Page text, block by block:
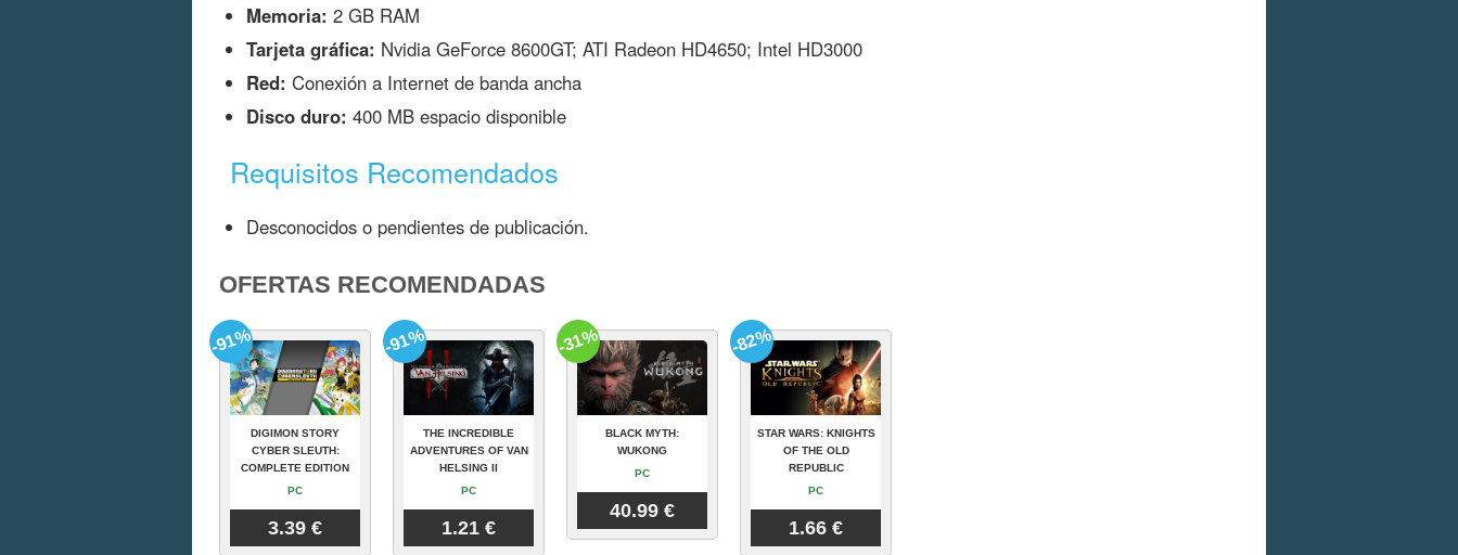
Memoria: 2 GB RAM
Tarjeta gráfica: Nvidia GeForce 8600GT; ATI Radeon HD4650; Intel HD3000
Red: Conexión a Internet de banda ancha
Disco duro: 400 MB espacio disponible
Requisitos Recomendados
Desconocidos o pendientes de publicación.
OFERTAS RECOMENDADAS
DIGIMON STORY
CYBER SLEUTH:
COMPLETE EDITION
PC
3.39 €
-91%
THE INCREDIBLE
ADVENTURES OF VAN
HELSING II
PC
1.21 €
-91%
BLACK MYTH:
WUKONG
PC
40.99 €
-31%
STAR WARS: KNIGHTS
OF THE OLD
REPUBLIC
PC
1.66 €
-82%